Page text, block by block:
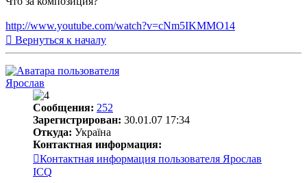
http://www.youtube.com/watch?v=cNm5IKMMO14
Вернуться к началу
Ярослав
Сообщения: 252
Зарегистрирован: 30.01.07 17:34
Откуда: Україна
Контактная информация:
Контактная информация пользователя Ярослав
ICQ